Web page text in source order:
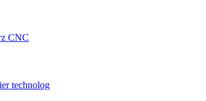
CNC
technolog